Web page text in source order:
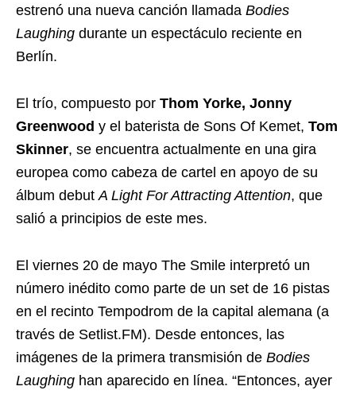
estrenó una nueva canción llamada Bodies
Laughing durante un espectáculo reciente en
Berlín.
El trío, compuesto por Thom Yorke, Jonny
Greenwood y el baterista de Sons Of Kemet, Tom
Skinner, se encuentra actualmente en una gira
europea como cabeza de cartel en apoyo de su
álbum debut A Light For Attracting Attention, que
salió a principios de este mes.
El viernes 20 de mayo The Smile interpretó un
número inédito como parte de un set de 16 pistas
en el recinto Tempodrom de la capital alemana (a
través de Setlist.FM). Desde entonces, las
imágenes de la primera transmisión de Bodies
Laughing han aparecido en línea. “Entonces, ayer